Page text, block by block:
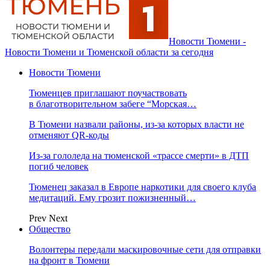
Новости Тюмени -
Новости Тюмени и Тюменской области за сегодня
Новости Тюмени
Тюменцев приглашают поучаствовать
в благотворительном забеге “Морская…
В Тюмени назвали районы, из-за которых власти не
отменяют QR-коды
Из-за гололеда на тюменской «трассе смерти» в ДТП
погиб человек
Тюменец заказал в Европе наркотики для своего клуба
медитаций. Ему грозит пожизненный…
Prev Next
Общество
Волонтеры передали маскировочные сети для отправки
на фронт в Тюмени